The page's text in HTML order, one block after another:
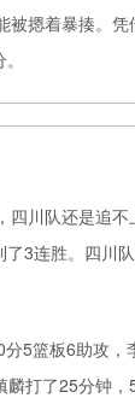
被摁着暴揍。
四川队还是追
3连胜。四川
5篮板6助攻，
打了25分钟